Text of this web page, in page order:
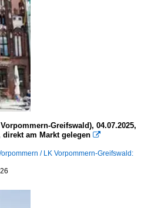
(pomorskie)
(Marienburg)
(zachodniopomorskie)
Greifswald), 04.07.2025,
am Markt gelegen 
/ LK Vorpommern-Greifswald: